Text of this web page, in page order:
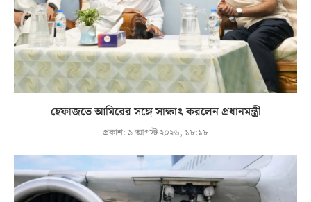
হেফাজতে আমিরের সঙ্গে সাক্ষাৎ করলেন প্রধানমন্ত্রী
প্রকাশ: ৯ আগস্ট ২০২৬, ১৮:১৮